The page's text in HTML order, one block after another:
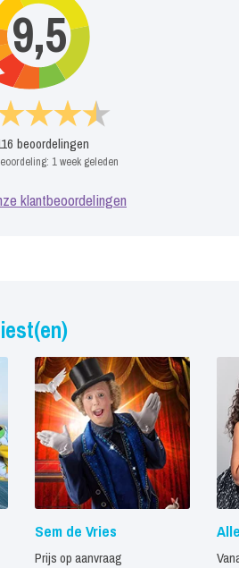
9,5
beoordelingen
1 week geleden
klantbeoordelingen
Sem de Vries
Prijs op aanvraag